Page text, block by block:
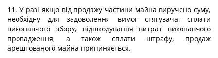
11. У разі якщо від продажу частини майна виручено суму,
необхідну для задоволення вимог стягувача, сплати
виконавчого збору, відшкодування витрат виконавчого
провадження, а також сплати штрафу, продаж
арештованого майна припиняється.